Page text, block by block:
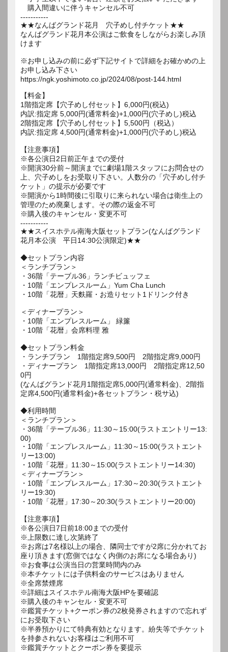
購入間違いに伴うキャンセル不可
-----------
★★なんばグランド花月 穴子めし付チケット★★
なんばグランド花月本公演はご飲食をしながらお楽しみ頂
けます
※お申し込みの前に必ず下記サイトで詳細をお確かめの上
お申し込み下さい
https://ngk.yoshimoto.co.jp/2024/08/post-144.html
【料金】
1階指定席【穴子めし付セット】6,000円(税込)
内訳:指定席 5,000円(通常料金)+1,000円(穴子めし)税込
2階指定席【穴子めし付セット】5,500円（税込）
内訳:指定席 4,500円(通常料金)+1,000円(穴子めし)税込
【注意事項】
※各公演日2日前正午までの受付
※開演30分前～開演までに劇場1階スタッフにお問合せの
上、穴子めしをお受取り下さい。人数分の「穴子めし付チ
ケット」の提示が必要です
※開演から1時間後に引取りに来られない場合は衛生上の
管理のため廃棄します。その際の返金不可
※購入後のキャンセル・変更不可
-----------
★★スイスホテル南海大阪セットプラン(なんばグランド
花月本公演 平日14:30公演限定)★★
◆セットプラン内容
＜ランチプラン＞
・36階「テーブル36」ランチビュッフェ
・10階「エンプレスルーム」Yum Cha Lunch
・10階「花暦」天麩羅・お造りセット1ドリンク付き
＜ディナープラン＞
・10階「エンプレスルーム」 緑簾
・10階「花暦」会席料理 雅
◆セットプラン料金
・ランチプラン 1階指定席9,500円 2階指定席9,000円
・ディナープラン 1階指定席13,000円 2階指定席12,50
0円
(なんばグランド花月1階指定席5,000円(通常料金)、2階指
定席4,500円(通常料金)+各セットプラン・税サ込)
◆利用時間
＜ランチプラン＞
・36階「テーブル36」11:30～15:00(ラストエントリー13:
00)
・10階「エンプレスルーム」11:30～15:00(ラストエント
リー13:00)
・10階「花暦」11:30～15:00(ラストエントリー14:30)
＜ディナープラン＞
・10階「エンプレスルーム」17:30～20:30(ラストエント
リー19:30)
・10階「花暦」17:30～20:30(ラストエントリー20:00)
【注意事項】
※各公演日7日前18:00までの受付
※上限数に達し次第終了
※お席は7名様以上の場合、隣同士ですが2席に分かれてお
座り頂きます(窓側ではなく内側のお席になる場合あり)
※お食事は公演当日の営業時間内のみ
※本チケットには子供料金のサービスはありません
※全席禁煙席
※詳細はスイスホテル南海大阪HPを要確認
※購入後のキャンセル・変更不可
※鑑賞チケット+クーポン券の2枚発券されますので忘れず
にお受取下さい
※半券預かりにて特典有効となります。紛失等でチケット
を持参されないお客様はご利用不可
※鑑賞チケットとクーポン券を要提示